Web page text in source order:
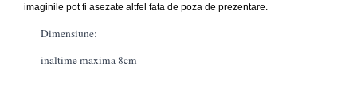
imaginile pot fi asezate altfel fata de poza de prezentare.
Dimensiune:
inaltime maxima 8cm